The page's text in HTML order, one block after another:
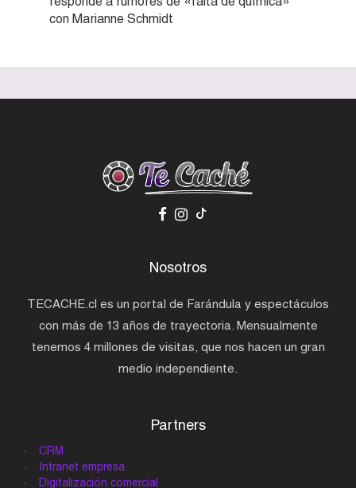
con Marianne Schmidt
Nosotros
TECACHE.cl es un portal de Farándula y espectáculos
con más de 13 años de trayectoria. Mensualmente
tenemos 4 millones de visitas, que nos hacen un gran
medio independiente.
Partners
CRM
Intranet empresa
Digitalización comercial